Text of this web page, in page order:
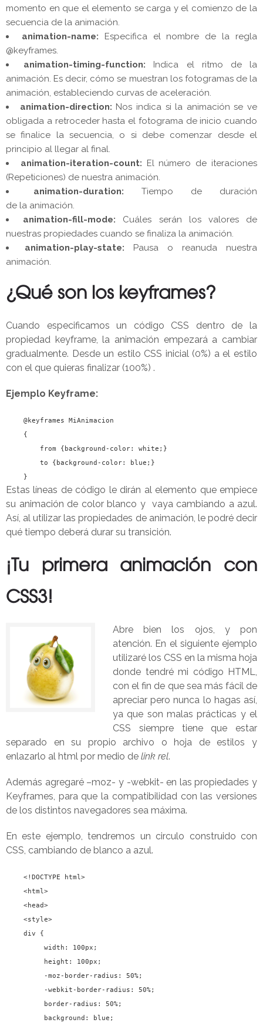
momento en que el elemento se carga y el comienzo de la
secuencia de la animación.
animation-name: Especifica el nombre de la regla
@keyframes.
animation-timing-function: Indica el ritmo de la
animación. Es decir, cómo se muestran los fotogramas de la
animación, estableciendo curvas de aceleración.
animation-direction: Nos indica si la animación se ve
obligada a retroceder hasta el fotograma de inicio cuando
se finalice la secuencia, o si debe comenzar desde el
principio al llegar al final.
animation-iteration-count: El número de iteraciones
(Repeticiones) de nuestra animación.
animation-duration: Tiempo de duración
de la animación.
animation-fill-mode: Cuáles serán los valores de
nuestras propiedades cuando se finaliza la animación.
animation-play-state: Pausa o reanuda nuestra
animación.
¿Qué son los keyframes?
Cuando especificamos un código CSS dentro de la
propiedad keyframe, la animación empezará a cambiar
gradualmente. Desde un estilo CSS inicial (0%) a el estilo
con el que quieras finalizar (100%) .
Ejemplo Keyframe:
@keyframes MiAnimacion
{
from { background-color: white ;}
to { background-color: blue ;}
}
Estas líneas de código le dirán al elemento que empiece
su animación de color blanco y vaya cambiando a azul.
Así, al utilizar las propiedades de animación, le podré decir
qué tiempo deberá durar su transición.
¡Tu primera animación con
CSS3!
Abre bien los ojos, y pon
atención. En el siguiente ejemplo
utilizaré los CSS en la misma hoja
donde tendré mi código HTML,
con el fin de que sea más fácil de
apreciar pero nunca lo hagas así,
ya que son malas prácticas y el
CSS siempre tiene que estar
separado en su propio archivo o hoja de estilos y
enlazarlo al html por medio de link rel.
Además agregaré –moz- y -webkit- en las propiedades y
Keyframes, para que la compatibilidad con las versiones
de los distintos navegadores sea máxima.
En este ejemplo, tendremos un circulo construido con
CSS, cambiando de blanco a azul.
<!DOCTYPE html>
<html>
<head>
<style>
div {
width : 100px ;
height : 100px ;
-moz-border-radius: 50%;
-webkit-border-radius: 50%;
border-radius: 50%;
background : blue ;